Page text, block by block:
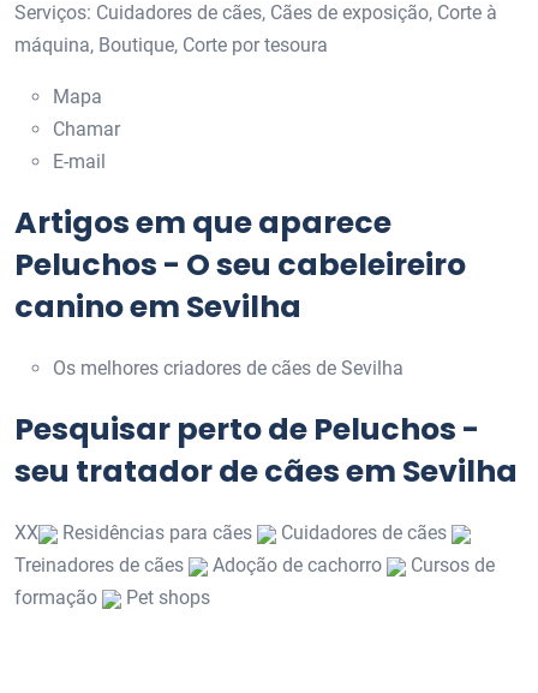
Serviços: Cuidadores de cães, Cães de exposição, Corte à
máquina, Boutique, Corte por tesoura
Mapa
Chamar
E-mail
Artigos em que aparece
Peluchos - O seu cabeleireiro
canino em Sevilha
Os melhores criadores de cães de Sevilha
Pesquisar perto de Peluchos -
seu tratador de cães em Sevilha
XX Residências para cães
Cuidadores de cães
Treinadores de cães
Adoção de cachorro
Cursos de
formação
Pet shops